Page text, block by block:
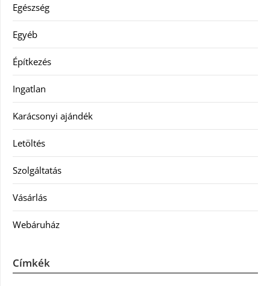
Egészség
Egyéb
Építkezés
Ingatlan
Karácsonyi ajándék
Letöltés
Szolgáltatás
Vásárlás
Webáruház
Címkék